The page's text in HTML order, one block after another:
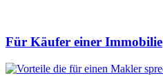
Für Käufer einer Immobilie